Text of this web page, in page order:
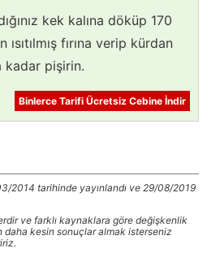
kek kalına döküp 170
fırına verip kürdan
kadar pişirin.
Binlerce Tarifi Ücretsiz Cebine İndir
2014 tarihinde yayınlandı ve 29/08/2019
ve farklı kaynaklara göre değişkenlik
daha kesin sonuçlar almak isterseniz